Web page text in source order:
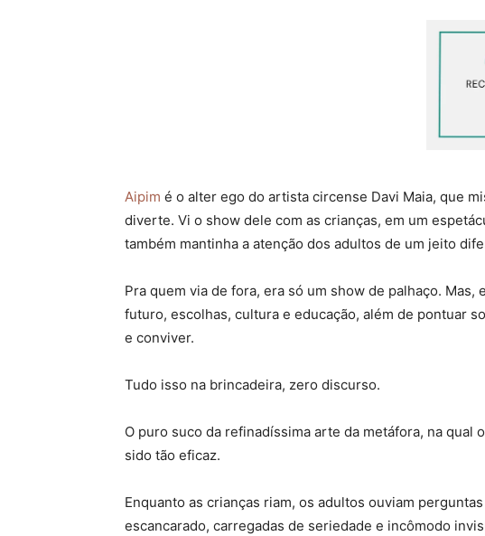
Aipim é o alter ego do artista circense Davi Maia, que
diverte. Vi o show dele com as crianças, em um
também mantinha a atenção dos adultos de um jeito
Pra quem via de fora, era só um show de palhaço.
futuro, escolhas, cultura e educação, além de pontuar
e conviver.
Tudo isso na brincadeira, zero discurso.
O puro suco da refinadíssima arte da metáfora, na
sido tão eficaz.
Enquanto as crianças riam, os adultos ouviam
escancarado, carregadas de seriedade e incômodo